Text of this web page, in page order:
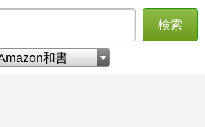
検索